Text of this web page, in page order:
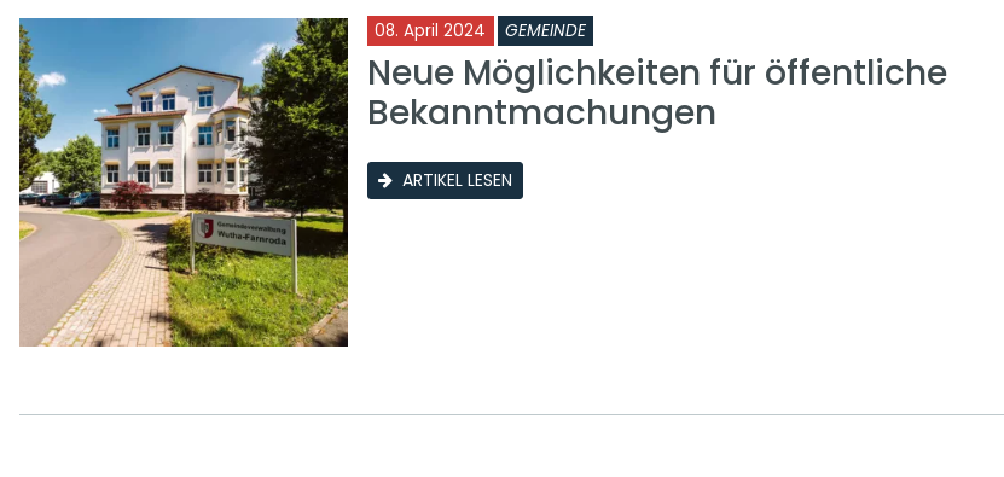
08. April 2024 GEMEINDE
Neue Möglichkeiten für öffentliche
Bekanntmachungen
ARTIKEL LESEN